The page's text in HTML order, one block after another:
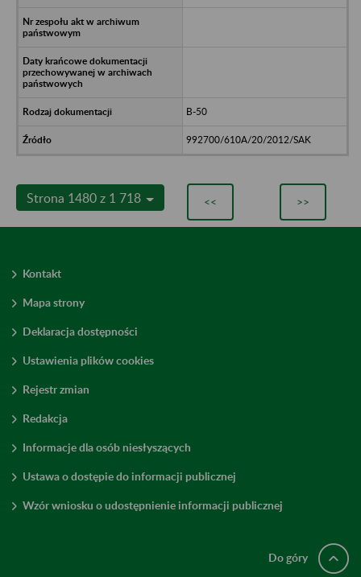
B-50
992700/610A/20/2012/SAK
Strona 1480 z 1 718 << >>
Kontakt
Mapa strony
Deklaracja dostępności
Ustawienia plików cookies
Rejestr zmian
Redakcja
Informacje dla osób niesłyszących
Ustawa o dostępie do informacji publicznej
Wzór wniosku o udostępnienie informacji publicznej
Do góry